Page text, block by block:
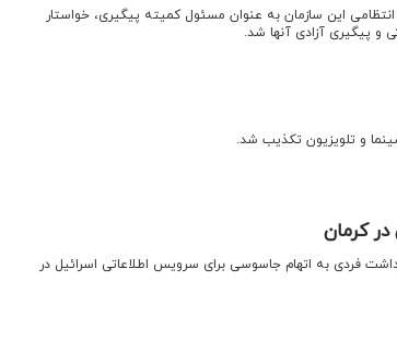
این سازمان به عنوان مسئول کمیته پیگیری، خواستار
و پیگیری آزادی آنها شد.
و تلویزیون تکذیب شد.
کرمان
فردی به اتهام جاسوسی برای سرویس اطلاعاتی اسرائیل در